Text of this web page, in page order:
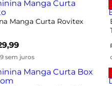
Manga Curta Rovitex
sem juros